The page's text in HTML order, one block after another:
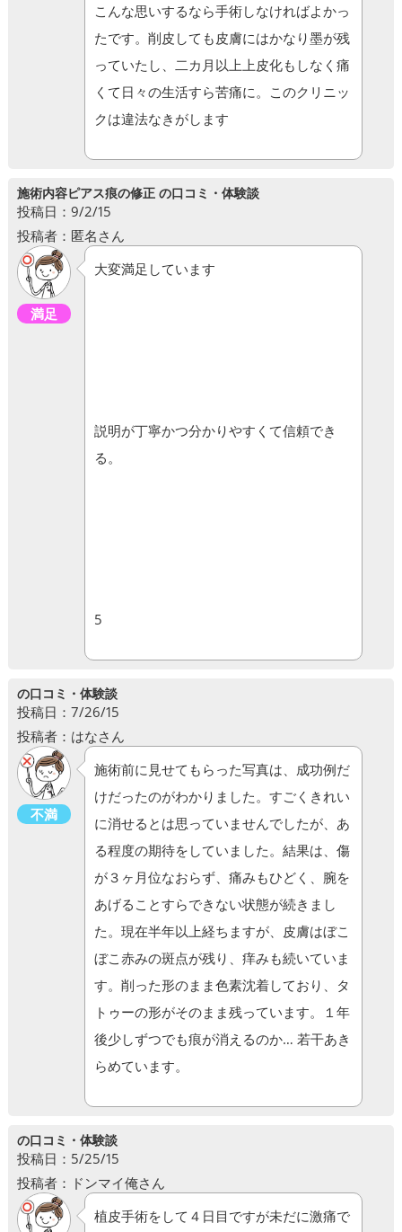
こんな思いするなら手術しなければよかっ
たです。削皮しても皮膚にはかなり墨が残
っていたし、二カ月以上上皮化もしなく痛
くて日々の生活すら苦痛に。このクリニッ
クは違法なきがします
施術内容ピアス痕の修正 の口コミ・体験談
投稿日：9/2/15
投稿者：匿名さん
満足
大変満足しています
説明が丁寧かつ分かりやすくて信頼でき
る。
5
の口コミ・体験談
投稿日：7/26/15
投稿者：はなさん
不満
施術前に見せてもらった写真は、成功例だ
けだったのがわかりました。すごくきれい
に消せるとは思っていませんでしたが、あ
る程度の期待をしていました。結果は、傷
が３ヶ月位なおらず、痛みもひどく、腕を
あげることすらできない状態が続きまし
た。現在半年以上経ちますが、皮膚はぼこ
ぼこ赤みの斑点が残り、痒みも続いていま
す。削った形のまま色素沈着しており、タ
トゥーの形がそのまま残っています。１年
後少しずつでも痕が消えるのか… 若干あき
らめています。
の口コミ・体験談
投稿日：5/25/15
投稿者：ドンマイ俺さん
植皮手術をして４日目ですが未だに激痛で